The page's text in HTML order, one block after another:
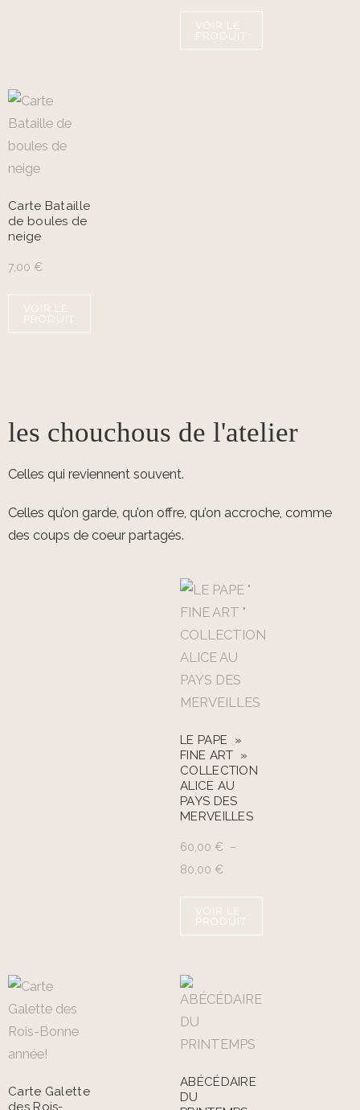
VOIR LE
PRODUIT
Carte Bataille
de boules de
neige
7,00 €
VOIR LE
PRODUIT
les chouchous de l'atelier
Celles qui reviennent souvent.
Celles qu’on garde, qu’on offre, qu’on accroche, comme
des coups de coeur partagés.
LE PAPE »
FINE ART »
COLLECTION
ALICE AU
PAYS DES
MERVEILLES
60,00 € –
80,00 €
VOIR LE
PRODUIT
Carte Galette
des Rois-
ABÉCÉDAIRE
DU